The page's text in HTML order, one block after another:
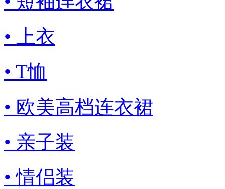
• 上衣
• T恤
• 欧美高档连衣裙
• 亲子装
• 情侣装